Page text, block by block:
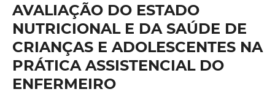
AVALIAÇÃO DO ESTADO
NUTRICIONAL E DA SAÚDE DE
CRIANÇAS E ADOLESCENTES NA
PRÁTICA ASSISTENCIAL DO
ENFERMEIRO